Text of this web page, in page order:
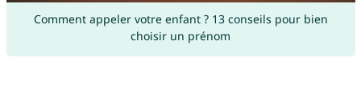
Comment appeler votre enfant ? 13 conseils pour bien
choisir un prénom